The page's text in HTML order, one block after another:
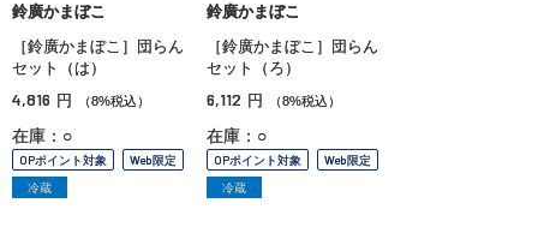
鈴廣かまぼこ
［鈴廣かまぼこ］団らん
セット（は）
4,816 円 （8%税込）
在庫：○
OPポイント対象
Web限定
冷蔵
鈴廣かまぼこ
［鈴廣かまぼこ］団らん
セット（ろ）
6,112 円 （8%税込）
在庫：○
OPポイント対象
Web限定
冷蔵